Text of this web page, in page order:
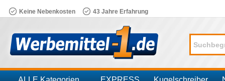
Keine Nebenkosten 43 Jahre Erfahrung